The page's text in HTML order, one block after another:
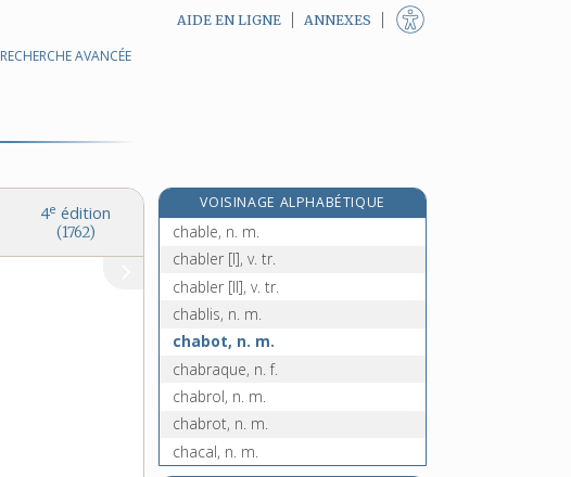
RECHERCHE AVANCÉE
AIDE EN LIGNE ANNEXES
4e édition
(1762)
VOISINAGE ALPHABÉTIQUE
chabichou, n. m.
chable, n. m.
chabler [I], v. tr.
chabler [II], v. tr.
chablis, n. m.
chabot, n. m.
chabraque, n. f.
chabrol, n. m.
chabrot, n. m.
chacal, n. m.